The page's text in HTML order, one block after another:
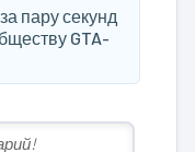
пару секунд
GTA-